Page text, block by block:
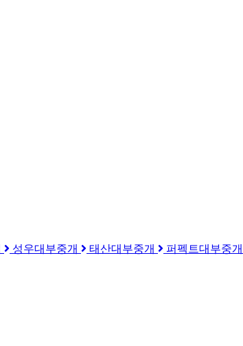
성우대부중개 태산대부중개 퍼펙트대부중개